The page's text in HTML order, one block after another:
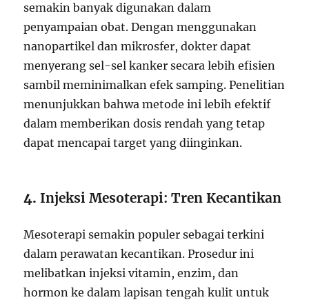
semakin banyak digunakan dalam
penyampaian obat. Dengan menggunakan
nanopartikel dan mikrosfer, dokter dapat
menyerang sel-sel kanker secara lebih efisien
sambil meminimalkan efek samping. Penelitian
menunjukkan bahwa metode ini lebih efektif
dalam memberikan dosis rendah yang tetap
dapat mencapai target yang diinginkan.
4.Injeksi Mesoterapi: Tren Kecantikan
Mesoterapi semakin populer sebagai terkini
dalam perawatan kecantikan. Prosedur ini
melibatkan injeksi vitamin, enzim, dan
hormon ke dalam lapisan tengah kulit untuk